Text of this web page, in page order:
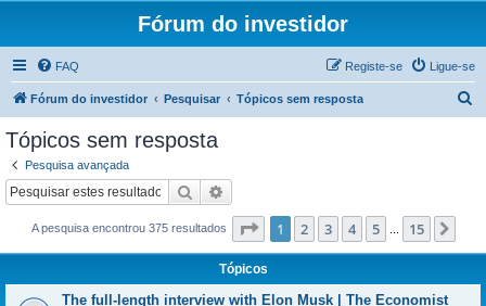
Fórum do investidor
FAQ Ligue-se
Registe-se
Fórum do investidor Pesquisar Tópicos sem resposta
s
Tópicos sem resposta
Pesquisa avançada
Pesquisar
A pesquisa encontrou 375 resultados Página de 15
1 2 3 4 5 15
Tópicos
The full-length interview with Elon Musk | The Economist